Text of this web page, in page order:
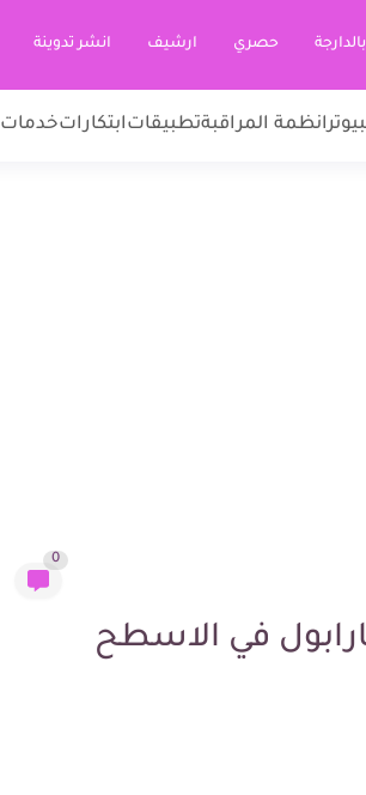
حصري ارشيف انشر تدوينة
انظمة المراقبةتطبيقاتابتكاراتخدمات
0
في الاسطح